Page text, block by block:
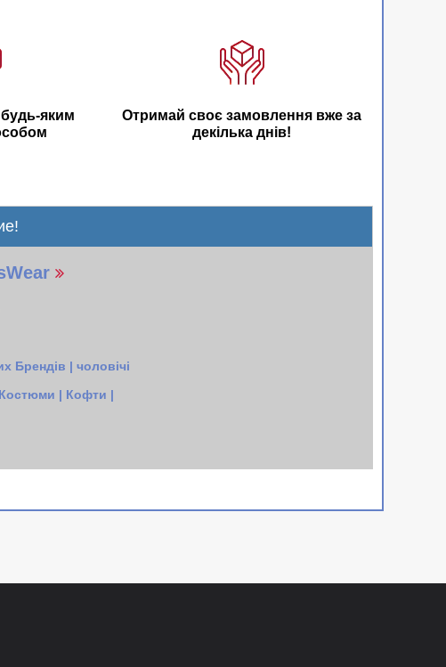
яким
Отримай своє замовлення вже за
декілька днів!
Брендів | чоловічі
| Кофти |